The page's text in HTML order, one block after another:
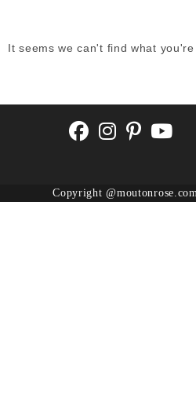
It seems we can't find what you're
Copyright